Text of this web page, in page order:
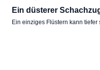
Ein düsterer
Ein einziges Flüstern kann